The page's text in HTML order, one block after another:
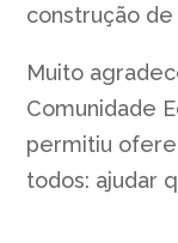
construção
Muito
Comunidade
permitiu
todos: ajudar